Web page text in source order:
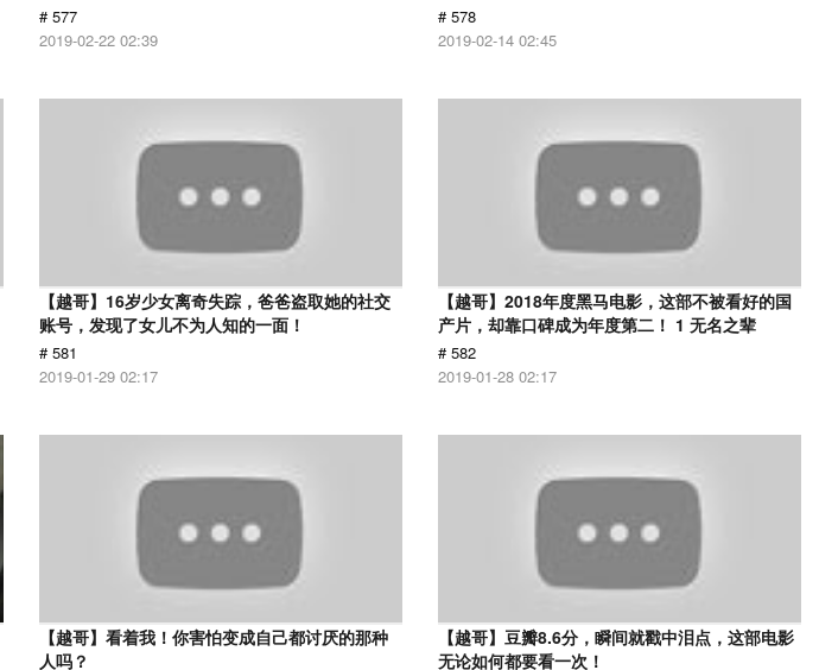
# 577
2019-02-22 02:39
# 578
2019-02-14 02:45
【越哥】16岁少女离奇失踪，爸爸盗取她的社交
账号，发现了女儿不为人知的一面！
# 581
2019-01-29 02:17
【越哥】2018年度黑马电影，这部不被看好的国
产片，却靠口碑成为年度第二！ 1 无名之辈
# 582
2019-01-28 02:17
【越哥】看着我！你害怕变成自己都讨厌的那种
人吗？
【越哥】豆瓣8.6分，瞬间就戳中泪点，这部电影
无论如何都要看一次！